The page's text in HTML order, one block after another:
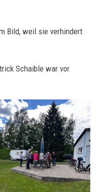
Bild, weil sie verhindert
Schaible war vor